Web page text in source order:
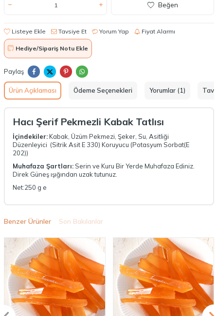
Beğen
Listeye Ekle Tavsiye Et Yorum Yap Fiyat Alarmı
Hediye/Sipariş Notu Ekle
Paylaş
Ürün Açıklaması Ödeme Seçenekleri Yorumlar (1)
Hacı Şerif Pekmezli Kabak Tatlısı
İçindekiler:Kabak, Üzüm Pekmezi, Şeker, Su, Asitliği
Düzenleyici (Sitrik Asit E 330) Koruyucu (Potasyum Sorbat(E
202))
Muhafaza Şartları: Serin ve Kuru Bir Yerde Muhafaza Ediniz.
Direk Güneş ışığından uzak tutunuz.
Net:250 g e
Benzer Ürünler Son Bakılanlar